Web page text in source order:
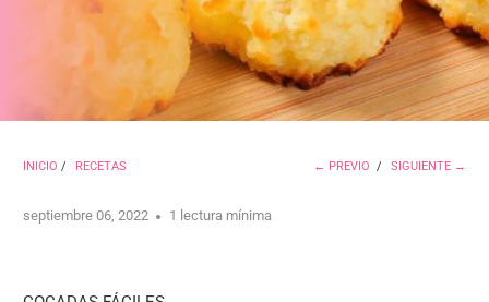
INICIO / RECETAS ← PREVIO / SIGUIENTE →
septiembre 06, 2022 1 lectura mínima